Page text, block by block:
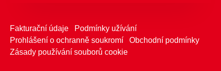
Fakturační údaje
Podmínky užívání
Prohlášení o ochranně soukromí
Obchodní podmínky
Zásady používání souborů cookie